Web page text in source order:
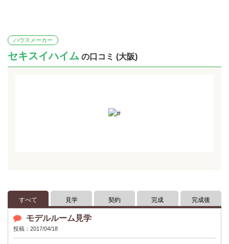
ハウスメーカー
セキスイハイム の口コミ (大阪)
すべて 見学 契約 完成 完成後
モデルルーム見学
投稿：2017/04/18